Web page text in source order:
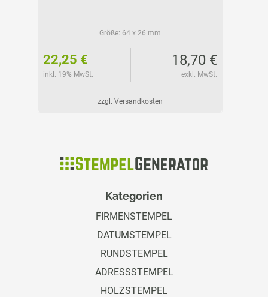
Größe: 64 x 26 mm
22,25 €
inkl. 19% MwSt.
18,70 €
exkl. MwSt.
zzgl. Versandkosten
Kategorien
FIRMENSTEMPEL
DATUMSTEMPEL
RUNDSTEMPEL
ADRESSSTEMPEL
HOLZSTEMPEL